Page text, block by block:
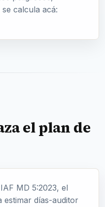
calcula acá:
el plan de
MD 5:2023, el
estimar días-auditor